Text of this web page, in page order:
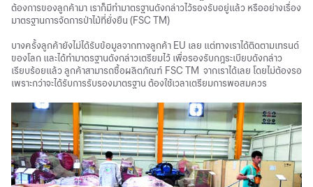
ต้องการของลูกค้ามา เราก็มีทำมาตรฐานดังกล่าวไว้รองรับอยู่แล้ว หรืออย่างเรื่อง
มาตรฐานการจัดการป่าไม้ที่ยั่งยืน (FSC TM)
บางครั้งลูกค้ายังไม่ได้รับข้อมูลจากทางลูกค้า EU เลย แต่ทางเราได้ติดตามเทรนด์
ของโลก และได้ทำมาตรฐานดังกล่าวเตรียมไว้ เพื่อรองรับกฎระเบียบดังกล่าว
เรียบร้อยแล้ว ลูกค้าสามารถซื้อผลิตภัณฑ์ FSC TM จากเราได้เลย โดยไม่ต้องรอ
เพราะกว่าจะได้รับการรับรองมาตรฐาน ต้องใช้เวลาเตรียมการพอสมควร